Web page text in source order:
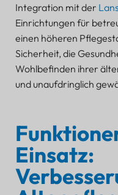
Integration mit der
Einrichtungen für
einen höheren
Sicherheit, die
Wohlbefinden ihrer
und unaufdringlich
Einsatz: